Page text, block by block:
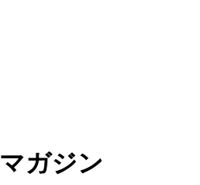
マガジン